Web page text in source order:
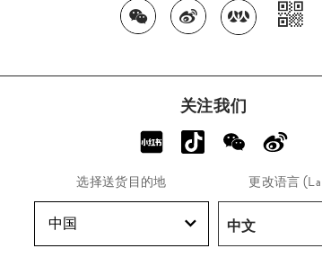
关注我们
选择送货目的地
中国
更改语言